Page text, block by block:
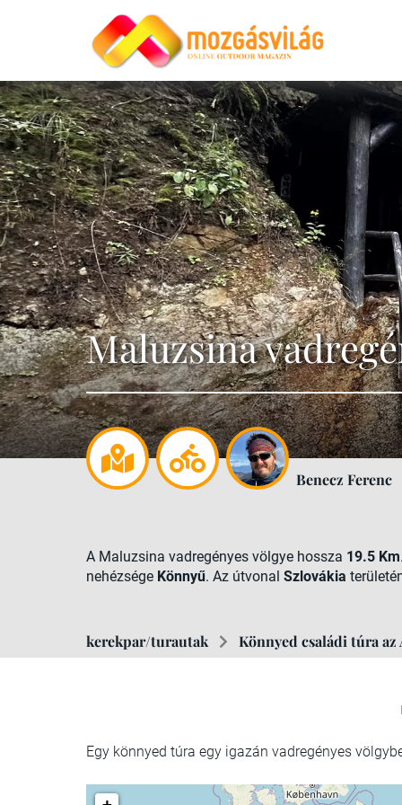
Maluzsina
Benecz Ferenc
A Maluzsina vadregényes völgye hossza 19.5 Km
nehézsége Könnyű. Az útvonal Szlovákia
kerekpar/turautak Könnyed családi túra
Egy könnyed túra egy igazán vadregényes